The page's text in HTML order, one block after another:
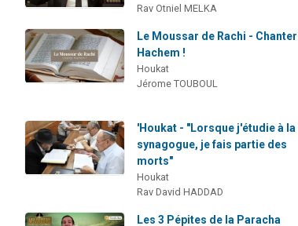
Rav Otniel MELKA
Le Moussar de Rachi - Chanter
Hachem !
Houkat
Jérome TOUBOUL
'Houkat - "Lorsque j'étudie à la
synagogue, je fais partie des
morts"
Houkat
Rav David HADDAD
Les 3 Pépites de la Paracha